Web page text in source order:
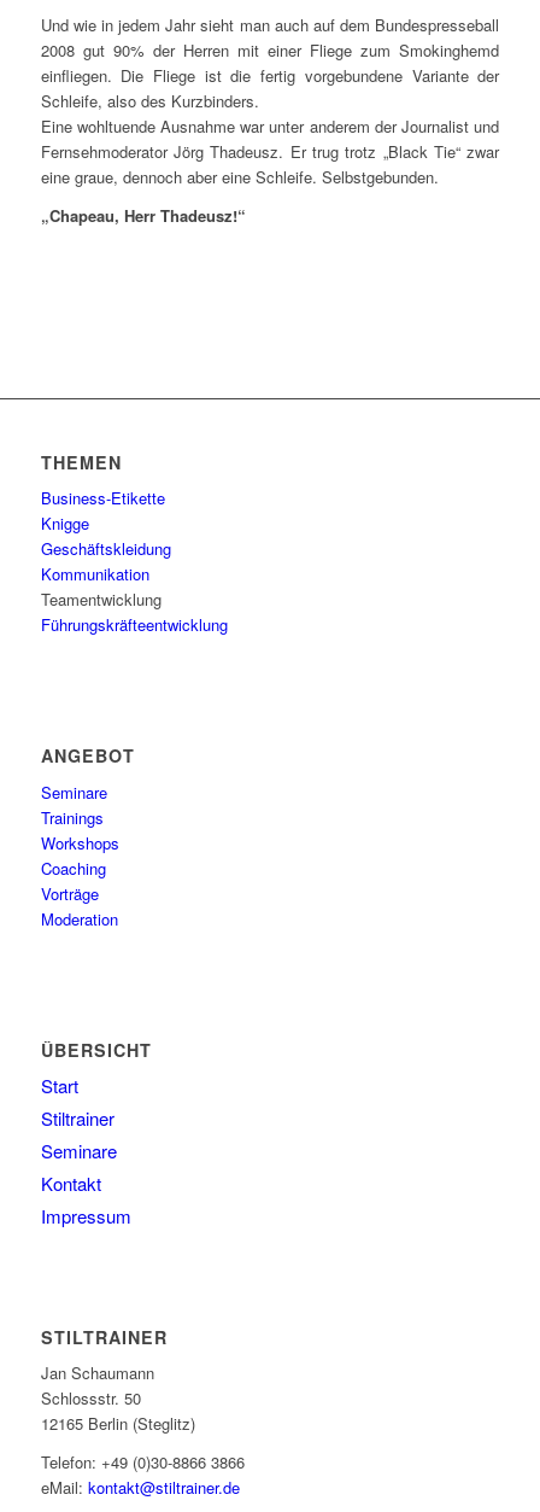
Und wie in jedem Jahr sieht man auch auf dem Bundespresseball
2008 gut 90% der Herren mit einer Fliege zum Smokinghemd
einfliegen. Die Fliege ist die fertig vorgebundene Variante der
Schleife, also des Kurzbinders.
Eine wohltuende Ausnahme war unter anderem der Journalist und
Fernsehmoderator Jörg Thadeusz. Er trug trotz „Black Tie“ zwar
eine graue, dennoch aber eine Schleife. Selbstgebunden.
„Chapeau, Herr Thadeusz!“
THEMEN
Business-Etikette
Knigge
Geschäftskleidung
Kommunikation
Teamentwicklung
Führungskräfteentwicklung
ANGEBOT
Seminare
Trainings
Workshops
Coaching
Vorträge
Moderation
ÜBERSICHT
Start
Stiltrainer
Seminare
Kontakt
Impressum
STILTRAINER
Jan Schaumann
Schlossstr. 50
12165 Berlin (Steglitz)
Telefon: +49 (0)30-8866 3866
eMail: kontakt@stiltrainer.de